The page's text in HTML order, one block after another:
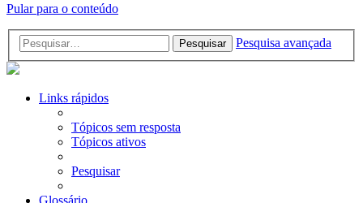
Pular para o conteúdo
Pesquisar Pesquisa avançada
Links rápidos
Tópicos sem resposta
Tópicos ativos
Pesquisar